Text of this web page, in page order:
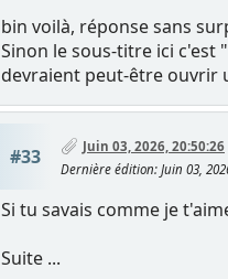
bin voilà, réponse sans
Sinon le sous-titre ici c'est "
devraient peut-être ouvrir
#33
Juin 03, 2026, 20:50:26
Dernière édition: Juin 03,
Si tu savais comme je
Suite ...